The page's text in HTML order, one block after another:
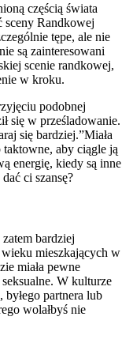
częścią świata
sceny Randkowej
tępe, ale nie
są zainteresowani
scenie randkowej,
w kroku.
podobnej
się w prześladowanie.
się bardziej.”Miała
aby ciągle ją
energię, kiedy są inne
ci szansę?
bardziej
mieszkających w
miała pewne
W kulturze
byłego partnera lub
wolałbyś nie